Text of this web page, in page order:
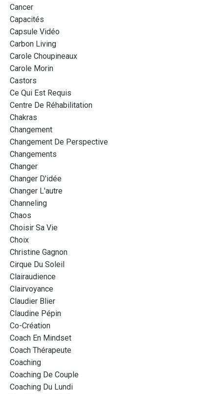
Cancer
Capacités
Capsule Vidéo
Carbon Living
Carole Choupineaux
Carole Morin
Castors
Ce Qui Est Requis
Centre De Réhabilitation
Chakras
Changement
Changement De Perspective
Changements
Changer
Changer D'idée
Changer L'autre
Channeling
Chaos
Choisir Sa Vie
Choix
Christine Gagnon
Cirque Du Soleil
Clairaudience
Clairvoyance
Claudier Blier
Claudine Pépin
Co-Création
Coach En Mindset
Coach Thérapeute
Coaching
Coaching De Couple
Coaching Du Lundi